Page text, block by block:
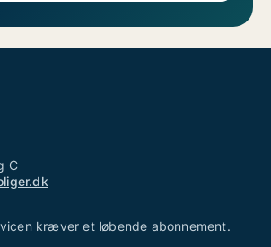
C
kræver et løbende abonnement.